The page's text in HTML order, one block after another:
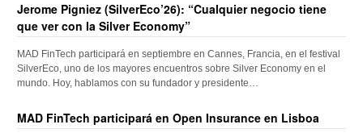
Jerome Pigniez (SilverEco’26): “Cualquier negocio tiene
que ver con la Silver Economy”
MAD FinTech participará en septiembre en Cannes, Francia, en el festival
SilverEco, uno de los mayores encuentros sobre Silver Economy en el
mundo. Hoy, hablamos con su fundador y presidente…
MAD FinTech participará en Open Insurance en Lisboa